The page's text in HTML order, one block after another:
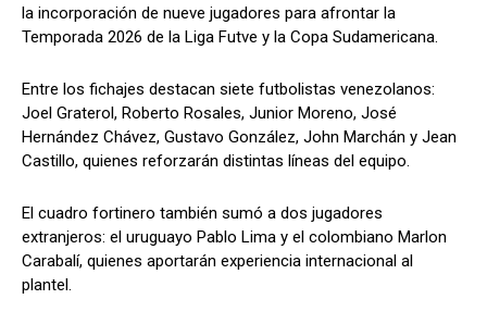
la incorporación de nueve jugadores para afrontar la
Temporada 2026 de la Liga Futve y la Copa Sudamericana.
Entre los fichajes destacan siete futbolistas venezolanos:
Joel Graterol, Roberto Rosales, Junior Moreno, José
Hernández Chávez, Gustavo González, John Marchán y Jean
Castillo, quienes reforzarán distintas líneas del equipo.
El cuadro fortinero también sumó a dos jugadores
extranjeros: el uruguayo Pablo Lima y el colombiano Marlon
Carabalí, quienes aportarán experiencia internacional al
plantel.